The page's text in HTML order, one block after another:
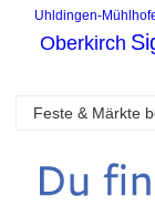
Uhldingen-
Oberkirch
Feste & Märkte